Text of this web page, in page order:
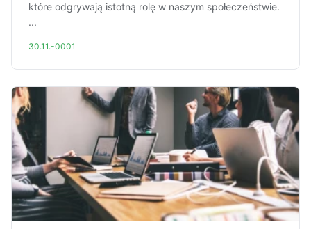
które odgrywają istotną rolę w naszym społeczeństwie.
...
30.11.-0001